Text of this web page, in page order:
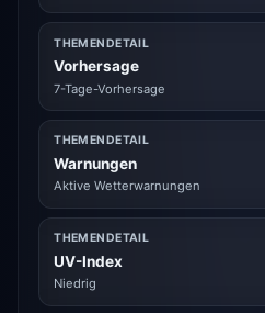
THEMENDETAIL
Vorhersage
7-Tage-Vorhersage
THEMENDETAIL
Warnungen
Aktive Wetterwarnungen
THEMENDETAIL
UV-Index
Niedrig